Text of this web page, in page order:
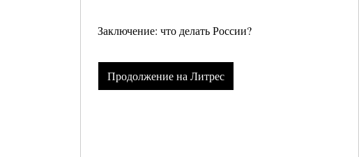
Заключение: что делать России?
Продолжение на Литрес